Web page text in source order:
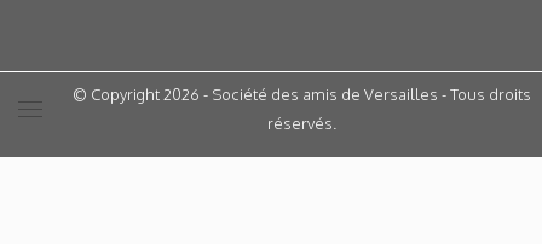
© Copyright 2026 - Société des amis de Versailles - Tous droits
réservés.